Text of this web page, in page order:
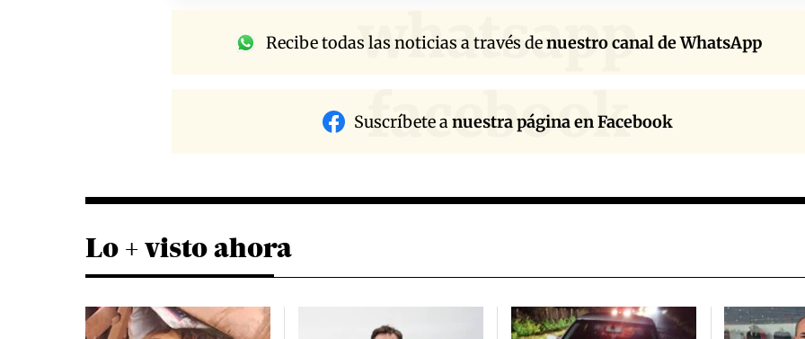
whatsapp
Recibe todas las noticias a través denuestro canal de WhatsApp
facebook
Suscríbete anuestra página en Facebook
Lo + visto ahora